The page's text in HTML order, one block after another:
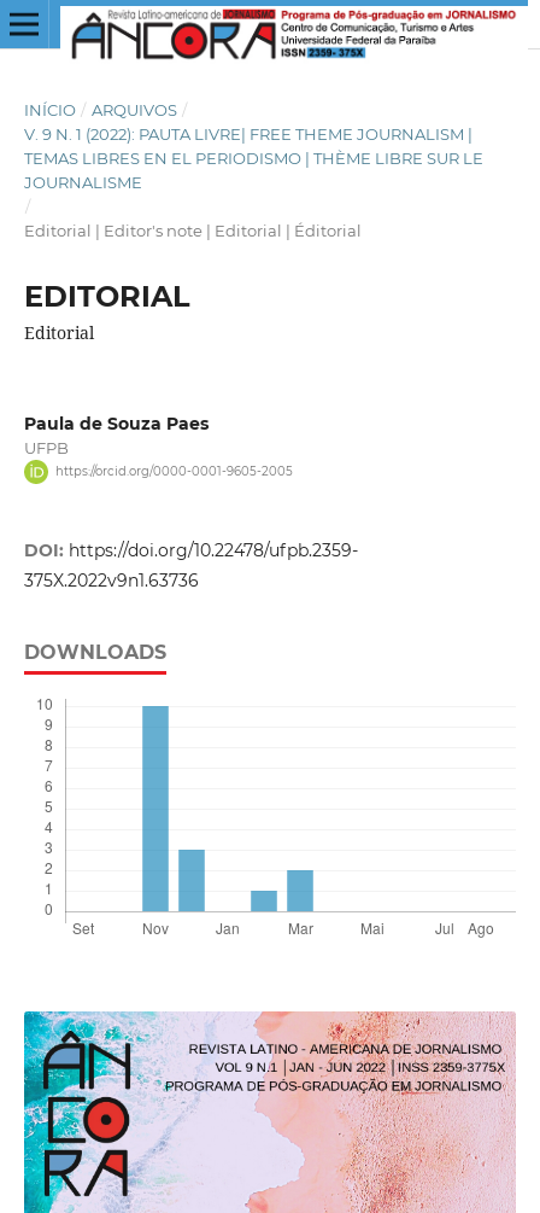
INÍCIO / ARQUIVOS /
V. 9 N. 1 (2022): PAUTA LIVRE| FREE THEME JOURNALISM |
TEMAS LIBRES EN EL PERIODISMO | THÈME LIBRE SUR LE
JOURNALISME
/
Editorial | Editor's note | Editorial | Éditorial
EDITORIAL
Editorial
Paula de Souza Paes
UFPB
https://orcid.org/0000-0001-9605-2005
DOI: https://doi.org/10.22478/ufpb.2359-
375X.2022v9n1.63736
DOWNLOADS